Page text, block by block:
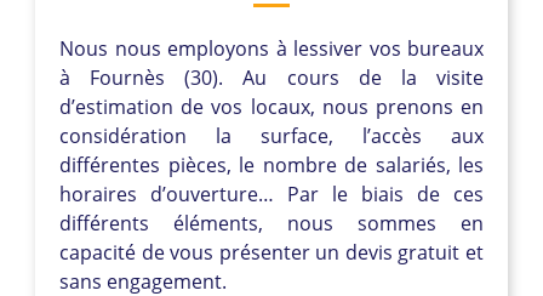
Nous nous employons à lessiver vos bureaux
à Fournès (30). Au cours de la visite
d’estimation de vos locaux, nous prenons en
considération la surface, l’accès aux
différentes pièces, le nombre de salariés, les
horaires d’ouverture… Par le biais de ces
différents éléments, nous sommes en
capacité de vous présenter un devis gratuit et
sans engagement.